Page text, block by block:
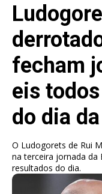
fecham
eis
do dia
O Ludogorets de Rui
na terceira jornada da
resultados do dia.